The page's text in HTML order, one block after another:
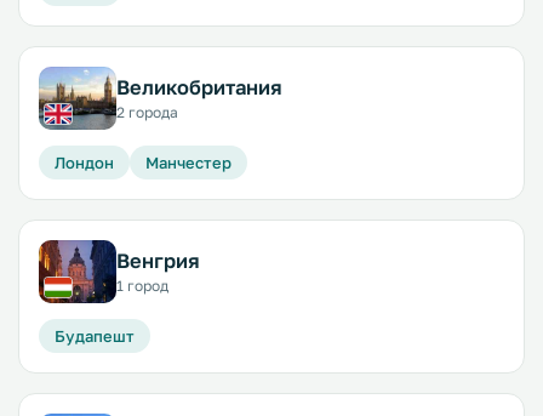
Великобритания
2 города
Лондон Манчестер
Венгрия
1 город
Будапешт